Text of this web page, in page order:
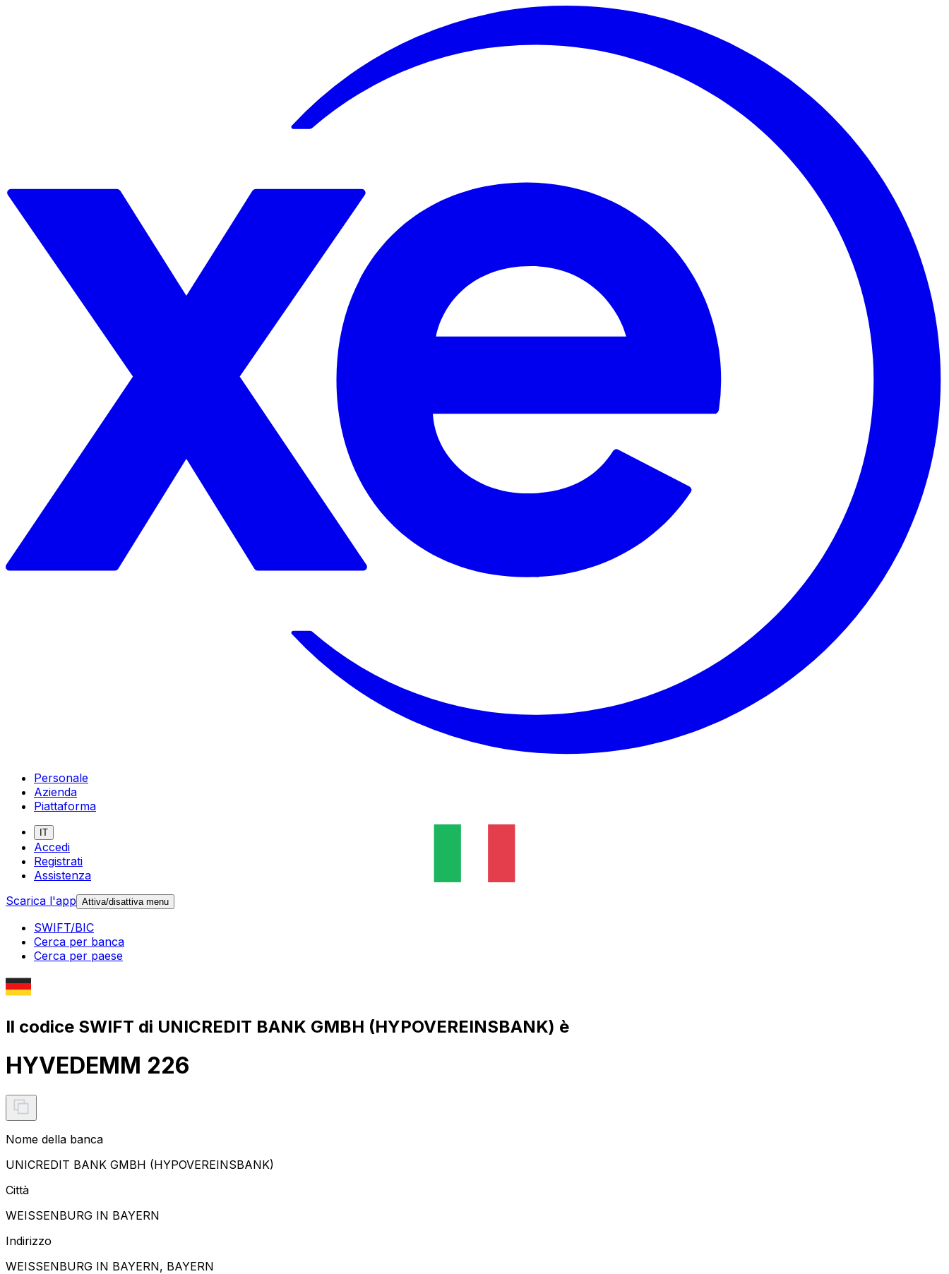
Personale
Azienda
Piattaforma
IT
Accedi
Registrati
Assistenza
Scarica l'app Attiva/disattiva menu
SWIFT/BIC
Cerca per banca
Cerca per paese
Il codice SWIFT di UNICREDIT BANK GMBH (HYPOVEREINSBANK) è
HYVEDEMM 226
Nome della banca
UNICREDIT BANK GMBH (HYPOVEREINSBANK)
Città
WEISSENBURG IN BAYERN
Indirizzo
WEISSENBURG IN BAYERN, BAYERN